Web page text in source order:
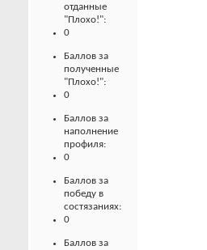
отданные
"Плохо!":
0
Баллов за
полученные
"Плохо!":
0
Баллов за
наполнение
профиля:
0
Баллов за
победу в
состязаниях:
0
Баллов за